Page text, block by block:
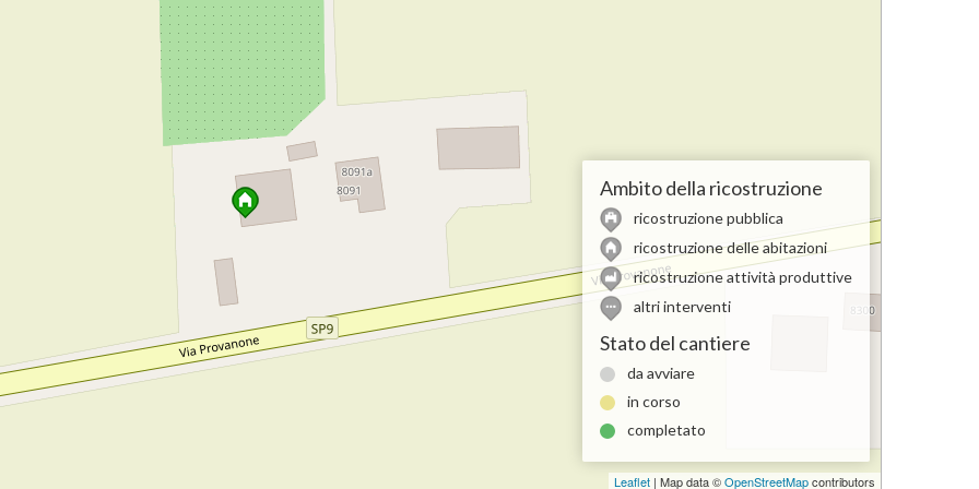
Ambito della ricostruzione
ricostruzione pubblica
ricostruzione delle abitazioni
ricostruzione attività produttive
altri interventi
Stato del cantiere
da avviare
in corso
completato
Leaflet | Map data ©OpenStreetMapcontributors